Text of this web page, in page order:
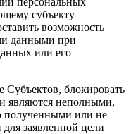
субъекту
возможность
данными при
или его
Субъектов, блокировать
являются неполными,
полученными или не
заявленной цели